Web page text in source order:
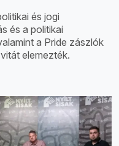
és jogi
és a politikai
a Pride zászlók
elemezték.